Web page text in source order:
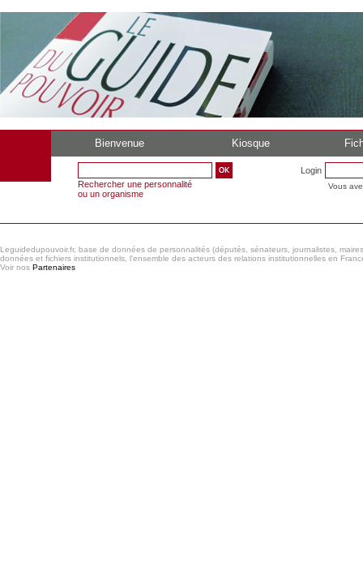
Bienvenue Kiosque
Rechercher une personnalité
ou un organisme
Login
Vous
Leguidedupouvoir.fr, base de données de personnalités (députés, sénateurs, journalistes,
données et fichiers institutionnels, l'ensemble des acteurs des relations institutionnelles en
Voir nos Partenaires